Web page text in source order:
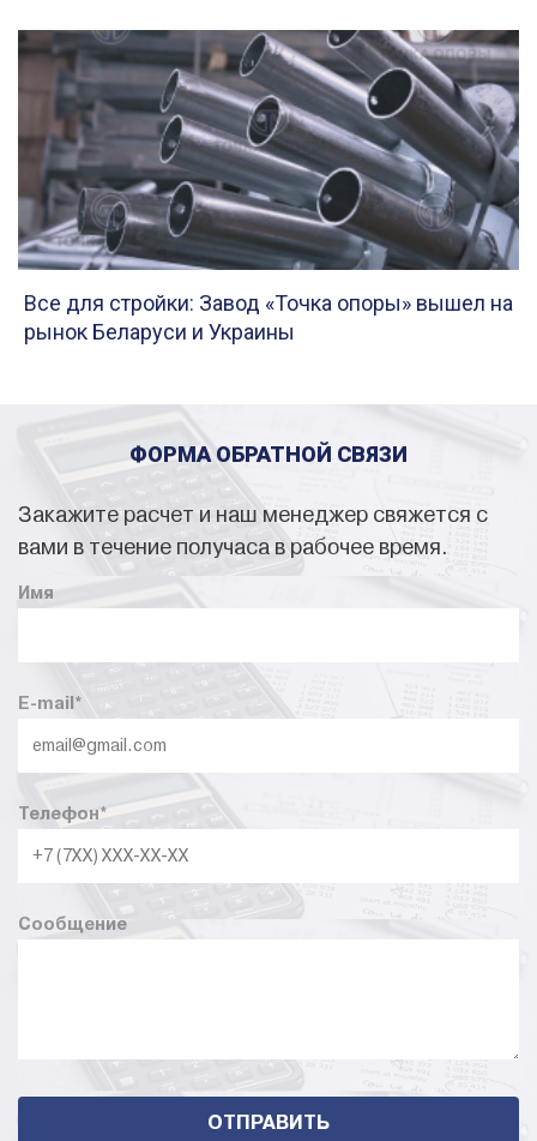
Все для стройки: Завод «Точка опоры» вышел на
рынок Беларуси и Украины
ФОРМА ОБРАТНОЙ СВЯЗИ
Закажите расчет и наш менеджер свяжется с
вами в течение получаса в рабочее время.
Имя
E-mail *
Телефон*
Сообщение